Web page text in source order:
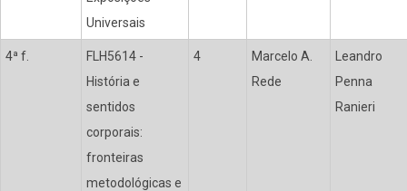
Universais
4ª f.
FLH5614 -
História e
sentidos
corporais:
fronteiras
metodológicas e
4
Marcelo A.
Rede
Leandro
Penna
Ranieri